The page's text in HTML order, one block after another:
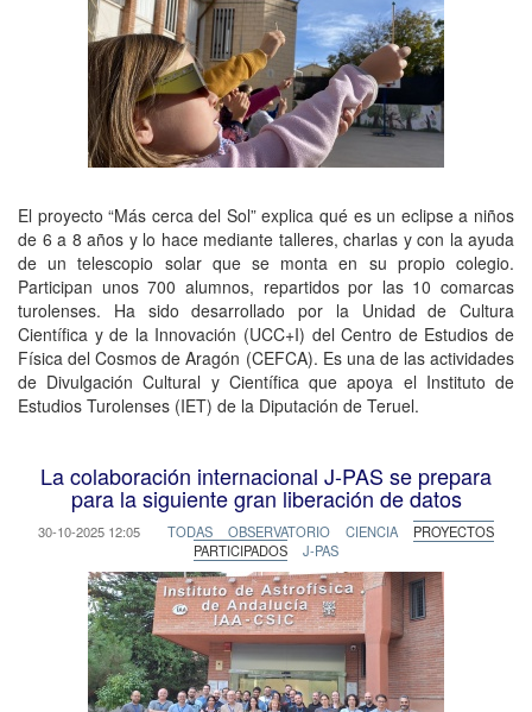
El proyecto “Más cerca del Sol” explica qué es un eclipse a niños
de 6 a 8 años y lo hace mediante talleres, charlas y con la ayuda
de un telescopio solar que se monta en su propio colegio.
Participan unos 700 alumnos, repartidos por las 10 comarcas
turolenses. Ha sido desarrollado por la Unidad de Cultura
Científica y de la Innovación (UCC+I) del Centro de Estudios de
Física del Cosmos de Aragón (CEFCA). Es una de las actividades
de Divulgación Cultural y Científica que apoya el Instituto de
Estudios Turolenses (IET) de la Diputación de Teruel.
La colaboración internacional J-PAS se prepara
para la siguiente gran liberación de datos
30-10-2025 12:05 TODAS OBSERVATORIO CIENCIA
PROYECTOS
PARTICIPADOS
J-PAS